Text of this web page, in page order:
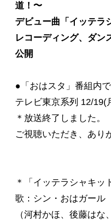
道！〜
デビュー曲「イッテラ
レコーディング、ダン
公開
●「おはスタ」番組内
テレビ東京系列 12/19(
＊放送終了しました。
ご視聴いただき、あり
＊「イッテラシャキッ
歌：シン・おはガール
（河村かほ、後藤はな